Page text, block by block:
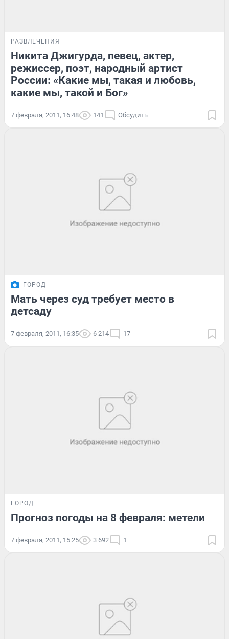
РАЗВЛЕЧЕНИЯ
Никита Джигурда, певец, актер,
режиссер, поэт, народный артист
России: «Какие мы, такая и любовь,
какие мы, такой и Бог»
7 февраля, 2011, 16:48 141 Обсудить
ГОРОД
Мать через суд требует место в
детсаду
7 февраля, 2011, 16:35 6 214 17
ГОРОД
Прогноз погоды на 8 февраля: метели
7 февраля, 2011, 15:25 3 692 1